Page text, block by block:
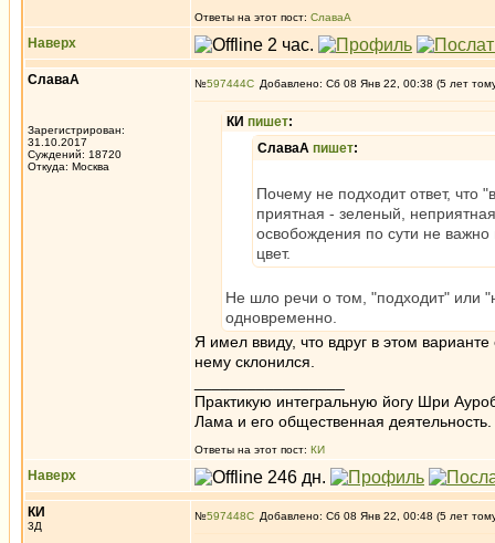
Ответы на этот пост: СлаваА
Наверх
СлаваА
Зарегистрирован:
31.10.2017
Суждений: 18720
Откуда: Москва
№597444 Добавлено: Сб 08 Янв 22, 00:38 (5 лет
КИ пишет:
СлаваА пишет:
Почему не подходит ответ,
приятная - зеленый,
освобождения по сути не важно
цвет.
Не шло речи о том, "подходит" или
одновременно.
Я имел ввиду, что вдруг в этом
нему склонился.
Практикую интегральную йогу Шри
Лама и его общественная деятельность.
Ответы на этот пост: КИ
Наверх
КИ
3Д
№597448 Добавлено: Сб 08 Янв 22, 00:48 (5 лет